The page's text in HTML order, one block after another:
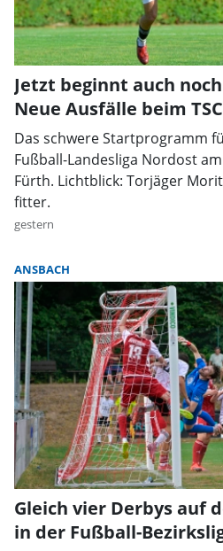
Jetzt beginnt auch
Neue Ausfälle beim
Das schwere Startprogramm
Fußball-Landesliga Nordost
Fürth. Lichtblick: Torjäger
fitter.
gestern
ANSBACH
Gleich vier Derbys auf
in der Fußball-